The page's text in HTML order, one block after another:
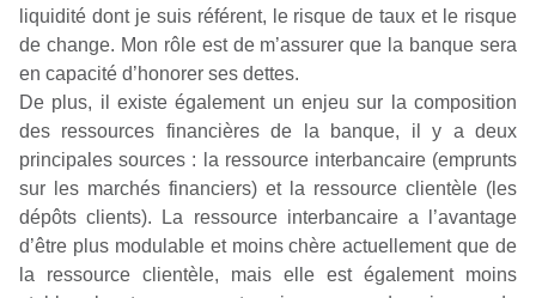
liquidité dont je suis référent, le risque de taux et le risque
de change. Mon rôle est de m’assurer que la banque sera
en capacité d’honorer ses dettes.
De plus, il existe également un enjeu sur la composition
des ressources financières de la banque, il y a deux
principales sources : la ressource interbancaire (emprunts
sur les marchés financiers) et la ressource clientèle (les
dépôts clients). La ressource interbancaire a l’avantage
d’être plus modulable et moins chère actuellement que de
la ressource clientèle, mais elle est également moins